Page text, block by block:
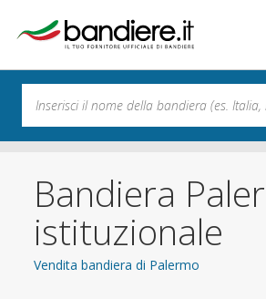
Bandiera
istituzionale
Vendita bandiera di Palermo